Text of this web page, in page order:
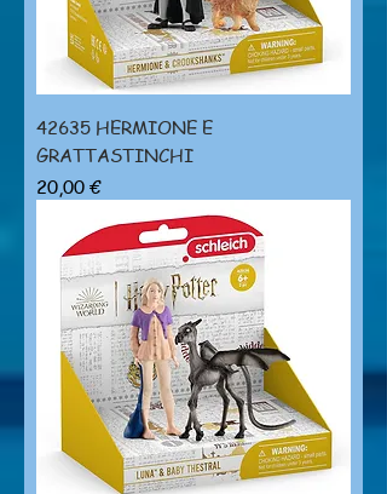
42635 HERMIONE E
GRATTASTINCHI
Prezzo
20,00 €